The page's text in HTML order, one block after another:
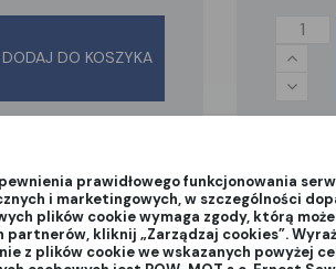
DODAJ DO KOSZYKA
prawidłowego funkcjonowania
i marketingowych, w szczególności
plików cookie wymaga zgody, którą
kliknij „Zarządzaj cookies”.
z plików cookie we wskazanych powyżej